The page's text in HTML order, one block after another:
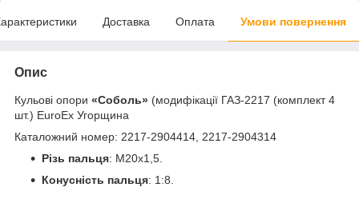
Доставка Оплата Умови повернення
Опис
Кульові опори «Соболь» (модифікації ГАЗ-2217 (комплект 4
шт.) EuroEx Угорщина
Каталожний номер: 2217-2904414, 2217-2904314
Різь пальця: М20х1,5.
Конусність пальця: 1:8.